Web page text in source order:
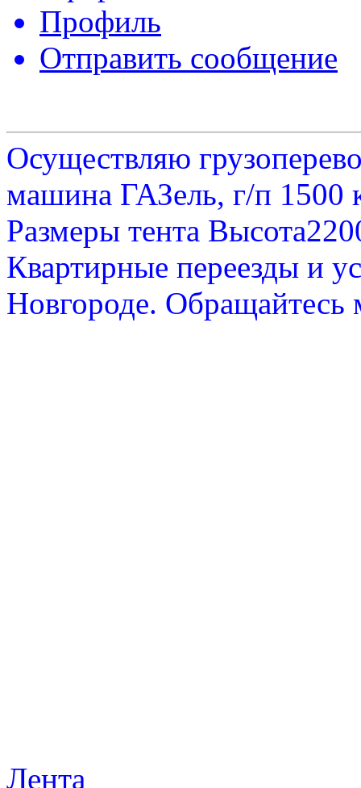
Профиль
Отправить сообщение
Осуществляю
машина ГАЗель, г/п 1500
Размеры тента
Квартирные переезды и
Новгороде.
Лента